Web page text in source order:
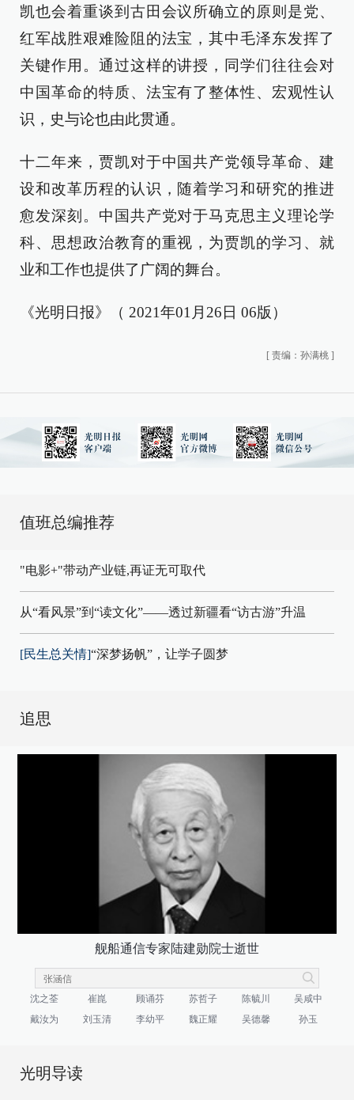
凯也会着重谈到古田会议所确立的原则是党、
红军战胜艰难险阻的法宝，其中毛泽东发挥了
关键作用。通过这样的讲授，同学们往往会对
中国革命的特质、法宝有了整体性、宏观性认
识，史与论也由此贯通。
十二年来，贾凯对于中国共产党领导革命、建
设和改革历程的认识，随着学习和研究的推进
愈发深刻。中国共产党对于马克思主义理论学
科、思想政治教育的重视，为贾凯的学习、就
业和工作也提供了广阔的舞台。
《光明日报》（ 2021年01月26日 06版）
[ 责编：孙满桃 ]
值班总编推荐
"电影+"带动产业链,再证无可取代
从“看风景”到“读文化”——透过新疆看“访古游”升温
[民生总关情]“深梦扬帆”，让学子圆梦
追思
舰船通信专家陆建勋院士逝世
沈之荃 崔崑 顾诵芬 苏哲子 陈毓川
吴咸中
戴汝为
刘玉清 李幼平 魏正耀 吴德馨 孙玉
光明导读